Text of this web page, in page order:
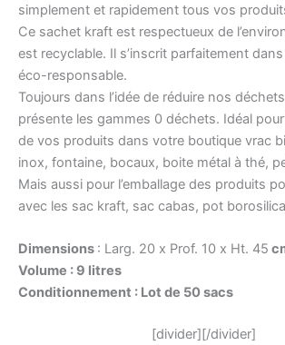
simplement et rapidement tous vos
Ce sachet kraft est respectueux de
est recyclable. Il s’inscrit parfaitement
éco-responsable.
Toujours dans l’idée de réduire nos
présente les gammes 0 déchets. Idéal
de vos produits dans votre boutique vrac
inox, fontaine, bocaux, boite métal à thé,
Mais aussi pour l’emballage des produits
avec les sac kraft, sac cabas, pot
Dimensions : Larg. 20 x Prof. 10 x Ht. 45
Volume : 9 litres
Conditionnement : Lot de 50 sacs
[divider][/divider]